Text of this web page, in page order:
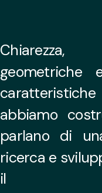
Chiarezza,
geometriche
caratteristiche
abbiamo
parlano di
ricerca e
il